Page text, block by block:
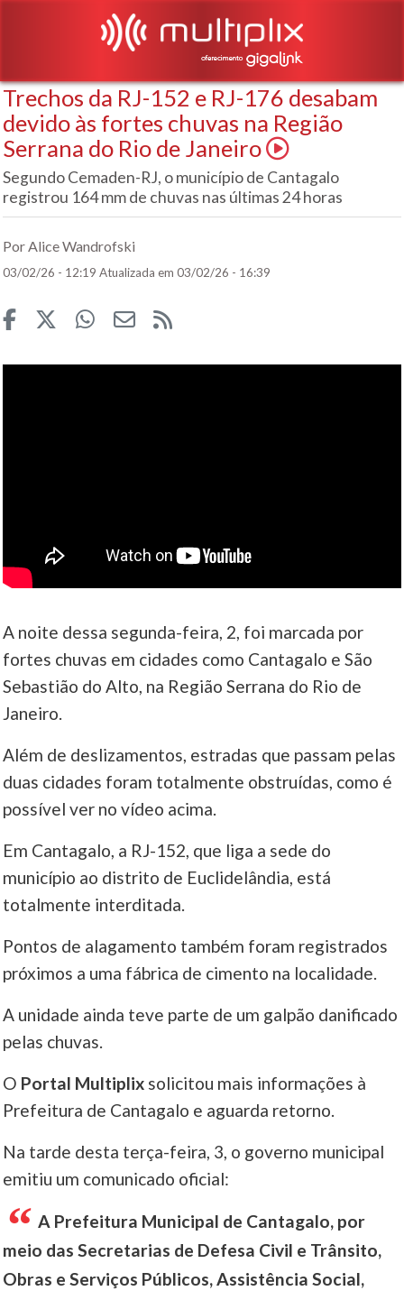
Trechos da RJ-152 e RJ-176 desabam
devido às fortes chuvas na Região
Serrana do Rio de Janeiro
Segundo Cemaden-RJ, o município de Cantagalo
registrou 164 mm de chuvas nas últimas 24 horas
Por Alice Wandrofski
03/02/26 - 12:19Atualizada em 03/02/26 - 16:39
A noite dessa segunda-feira, 2, foi marcada por
fortes chuvas em cidades como Cantagalo e São
Sebastião do Alto, na Região Serrana do Rio de
Janeiro.
Além de deslizamentos, estradas que passam pelas
duas cidades foram totalmente obstruídas, como é
possível ver no vídeo acima.
Em Cantagalo, a RJ-152, que liga a sede do
município ao distrito de Euclidelândia, está
totalmente interditada.
Pontos de alagamento também foram registrados
próximos a uma fábrica de cimento na localidade.
A unidade ainda teve parte de um galpão danificado
pelas chuvas.
O Portal Multiplix solicitou mais informações à
Prefeitura de Cantagalo e aguarda retorno.
Na tarde desta terça-feira, 3, o governo municipal
emitiu um comunicado oficial:
A Prefeitura Municipal de Cantagalo, por
meio das Secretarias de Defesa Civil e Trânsito,
Obras e Serviços Públicos, Assistência Social,